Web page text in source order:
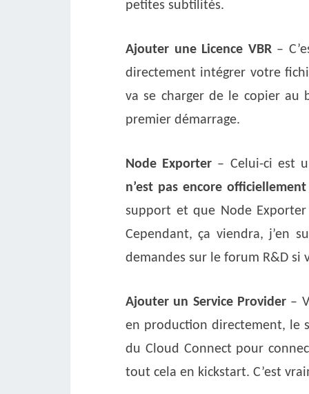
petites subtilités.
Ajouter une Licence VBR–
directement intégrer votre
va se charger de le copier au
premier démarrage.
Node Exporter – Celui-ci est
n’est pas encore
support et que Node Exporter
Cependant, ça viendra, j’en
demandes sur le forum R&D si
Ajouter un Service Provider–
en production directement, le
du Cloud Connect pour
tout cela en kickstart. C’est